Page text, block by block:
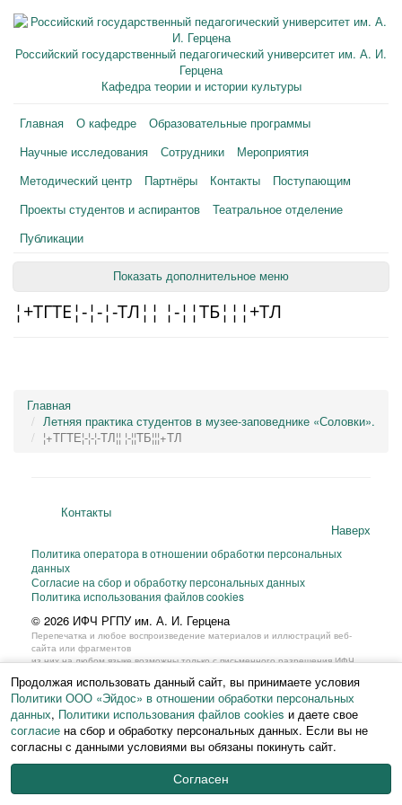
Российский государственный педагогический университет им. А. И.
Герцена
Кафедра теории и истории культуры
Главная О кафедре
Образовательные программы
Научные исследования
Сотрудники
Мероприятия
Методический центр
Партнёры Контакты
Поступающим
Проекты студентов и аспирантов
Театральное отделение
Публикации
Показать дополнительное меню
¦+TГTЕ¦-¦-¦-TЛ¦¦ ¦-¦¦TБ¦¦¦+TЛ
Главная
Летняя практика студентов в музее-заповеднике «Соловки».
¦+TГTЕ¦-¦-¦-TЛ¦¦ ¦-¦¦TБ¦¦¦+TЛ
Контакты
Наверх
Политика оператора в отношении обработки персональных
данных
Согласие на сбор и обработку персональных данных
Политика использования файлов cookies
© 2026 ИФЧ РГПУ им. А. И. Герцена
Перепечатка и любое воспроизведение материалов и иллюстраций веб-
сайта или фрагментов
из них на любом языке возможны только с письменного разрешения ИФЧ
Продолжая использовать данный сайт, вы принимаете условия
Политики ООО «Эйдос» в отношении обработки персональных
данных, Политики использования файлов cookies и даете свое
согласие на сбор и обработку персональных данных. Если вы не
согласны с данными условиями вы обязаны покинуть сайт.
Согласен